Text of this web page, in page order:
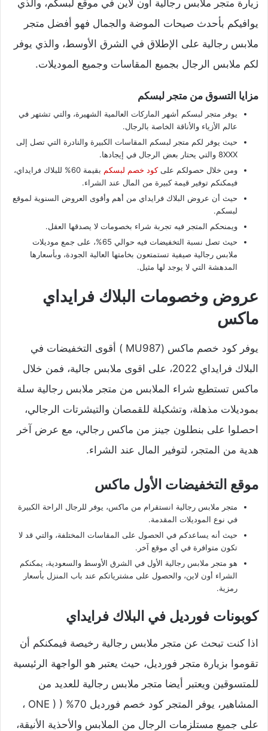
زيارة متجر ملابس رجالية اون لاين في موقع لبسكم، والذي
يوافيكم بأحدث صيحات الموضة والجمال فهو أفضل متجر
ملابس رجالية على الإطلاق في الشرق الأوسط، والذي يوفر
لكم ملابس الرجال بجميع المقاسات وجميع الموديلات.
مزايا التسوق من متجر لبسكم
يوفر متجر لبسكم أشهر الماركات العالمية الشهيرة، والتي تشتهر في
عالم الأزياء والأناقة الخاصة بالرجال.
حيث يوفر لكم متجر لبسكم المقاسات الكبيرة والنادرة التي تصل إلى
8XXX والتي يحتار بعض الرجال في إيجادها.
ومن خلال حصولكم علىكود خصم لبسكم
بقيمة 60% للبلاك فرايداي،
فيمكنكم توفير قيمة كبيرة من المال عند الشراء.
حيث أن عروض البلاك فرايداي من أهم وأقوى العروض السنوية لموقع
لبسكم.
ويمنحكم المتجر فيه تجربة شراء بخصومات لا يصدقها العقل.
حيث تصل نسبة التخفيضات فيه حوالي 65%، على جمع موديلات
ملابس رجالية صيفية تستمتعون بخامتها العالية الجودة، وبأسعارها
المدهشة التي لا يوجد لها مثيل.
عروض وخصومات البلاك فرايداي
ماكس
يوفر كود خصم ماكس (MU987 ) أقوى التخفيضات في
البلاك فرايداي 2022، على اقوى ملابس جالية، فمن خلال
ماكس تستطيع شراء الملابس من متجر ملابس رجالية سلة
بموديلات مذهلة، وتشكيلة للقمصان والتيشرتات الرجالي،
احصلوا على بنطلون جينز من ماكس رجالي، مع عرض آخر
هدية من المتجر، لتوفير المال عند الشراء.
موقع التخفيضات الأول ماكس
متجر ملابس رجالية انستقرام من ماكس، يوفر للرجال الراحة الكبيرة
في نوع الموديلات المقدمة.
حيث أنه يساعدكم في الحصول على المقاسات المختلفة، والتي قد لا
تكون متوافرة في أي موقع آخر.
هو متجر ملابس رجالية الأول في الشرق الأوسط والسعودية، يمكنكم
الشراء أون لاين، والحصول على مشترياتكم عند باب المنزل بأسعار
رمزية.
كوبونات فورديل في البلاك فرايداي
اذا كنت تبحث عن متجر ملابس رجالية رخيصة فيمكنكم أن
تقوموا بزيارة متجر فورديل، حيث يعتبر هو الواجهة الرئيسية
للمتسوقين ويعتبر أيضا متجر ملابس رجالية للعديد من
المشاهير، يوفر المتجر كود خصم فورديل 70% ( ( ONE ،
على جميع مستلزمات الرجال من الملابس والأحذية الأنيقة،